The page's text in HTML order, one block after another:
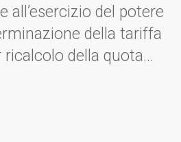
all’esercizio del potere
della tariffa
della quota